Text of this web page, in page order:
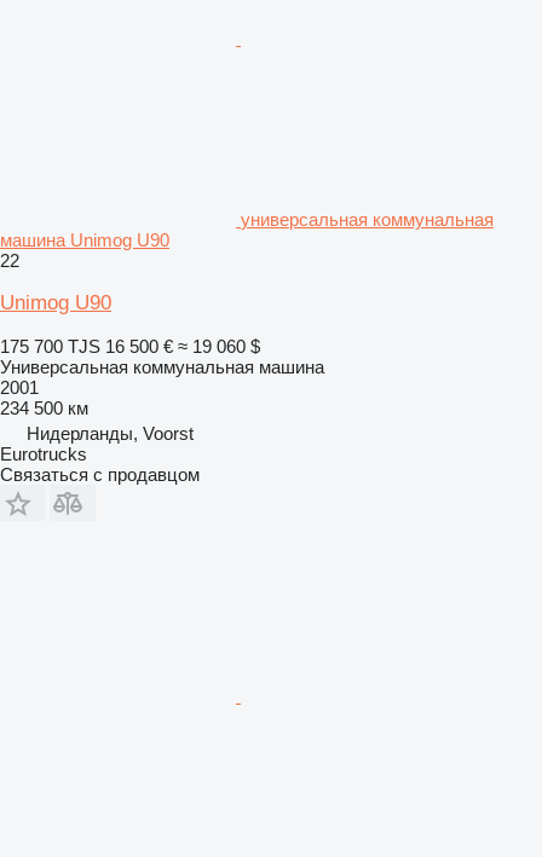
универсальная коммунальная
машина Unimog U90
22
Unimog U90
175 700 TJS 16 500 € ≈ 19 060 $
Универсальная коммунальная машина
2001
234 500 км
Нидерланды, Voorst
Eurotrucks
Связаться с продавцом